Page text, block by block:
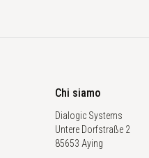
Chi siamo
Dialogic Systems
Untere Dorfstraße 2
85653 Aying